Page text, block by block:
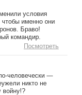
условия
чтобы именно они
Браво!
командир.
Посмотреть
человечески —
никто не
войну!?